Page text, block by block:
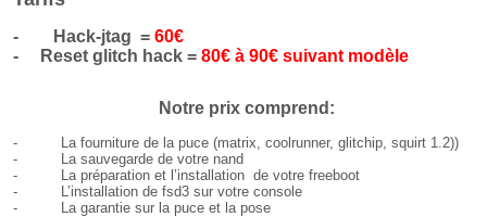
- Hack-jtag = 60€
-
Reset glitch hack = 80€ à 90€ suivant modèle
Notre prix comprend:
- La fourniture de la puce (matrix, coolrunner, glitchip, squirt 1.2))
- La sauvegarde de votre nand
- La préparation et l’installation de votre freeboot
- L’installation de fsd3 sur votre console
- La garantie sur la puce et la pose